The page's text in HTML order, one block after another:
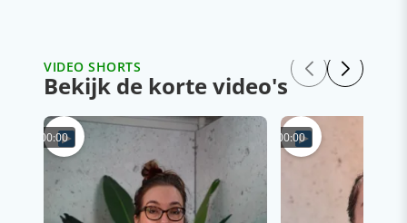
VIDEO SHORTS
Bekijk de korte video's
00:00 00:00